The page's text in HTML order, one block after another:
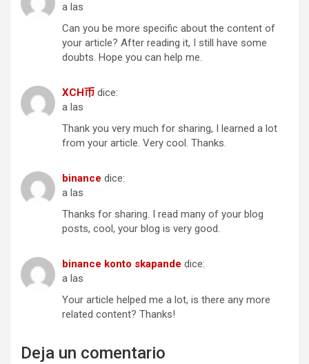
a las
Can you be more specific about the content of
your article? After reading it, I still have some
doubts. Hope you can help me.
XCH币 dice:
a las
Thank you very much for sharing, I learned a lot
from your article. Very cool. Thanks.
binance dice:
a las
Thanks for sharing. I read many of your blog
posts, cool, your blog is very good.
binance konto skapande dice:
a las
Your article helped me a lot, is there any more
related content? Thanks!
Deja un comentario